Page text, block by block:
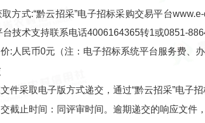
取方式:“黔云招采”电子招标采购交易平台
技术支持联系电话4006164365转1或0851-
价:人民币0元（注：电子招标系统平台服务费、
文件采取电子版方式递交，通过“黔云招采”电子
截止时间：同评审时间。逾期递交的响应文件